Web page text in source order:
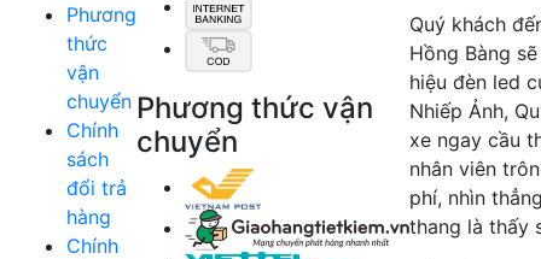
Phương
thức
vận
chuyển
Chính
sách
đổi trả
hàng
Chính
Phương thức vận
chuyển
Quý khách
Hồng Bàng
hiệu đèn led
Nhiếp Ảnh,
xe ngay cầu
nhân viên
phí, nhìn
thang là thấy